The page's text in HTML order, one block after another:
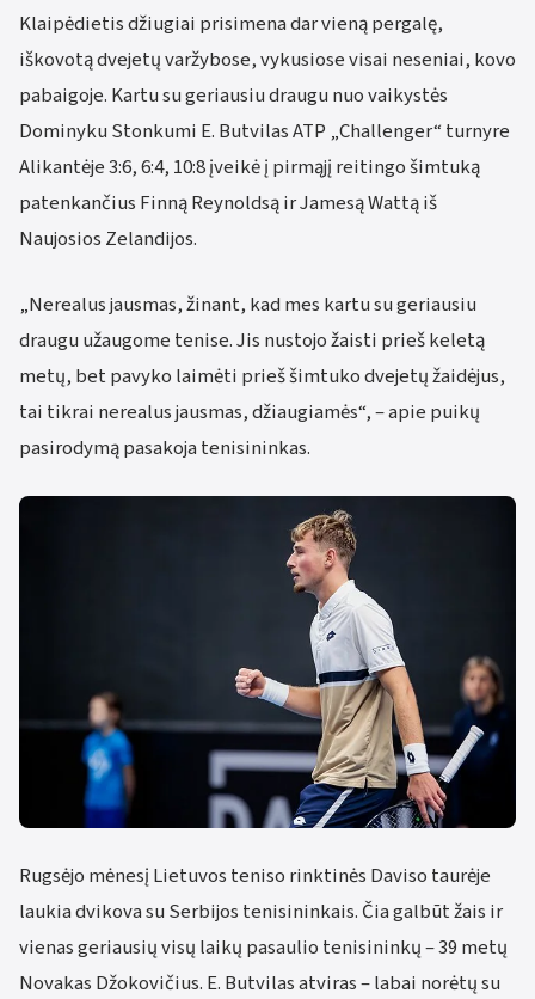
Klaipėdietis džiugiai prisimena dar vieną pergalę,
iškovotą dvejetų varžybose, vykusiose visai neseniai, kovo
pabaigoje. Kartu su geriausiu draugu nuo vaikystės
Dominyku Stonkumi E. Butvilas ATP „Challenger“ turnyre
Alikantėje 3:6, 6:4, 10:8 įveikė į pirmąjį reitingo šimtuką
patenkančius Finną Reynoldsą ir Jamesą Wattą iš
Naujosios Zelandijos.
„Nerealus jausmas, žinant, kad mes kartu su geriausiu
draugu užaugome tenise. Jis nustojo žaisti prieš keletą
metų, bet pavyko laimėti prieš šimtuko dvejetų žaidėjus,
tai tikrai nerealus jausmas, džiaugiamės“, – apie puikų
pasirodymą pasakoja tenisininkas.
Rugsėjo mėnesį Lietuvos teniso rinktinės Daviso taurėje
laukia dvikova su Serbijos tenisininkais. Čia galbūt žais ir
vienas geriausių visų laikų pasaulio tenisininkų – 39 metų
Novakas Džokovičius. E. Butvilas atviras – labai norėtų su